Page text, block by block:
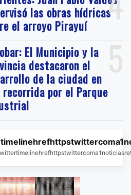
las obras hídricas
el arroyo Pirayuí
5
El Municipio y la
destacaron el
de la ciudad en
recorrida por el Parque